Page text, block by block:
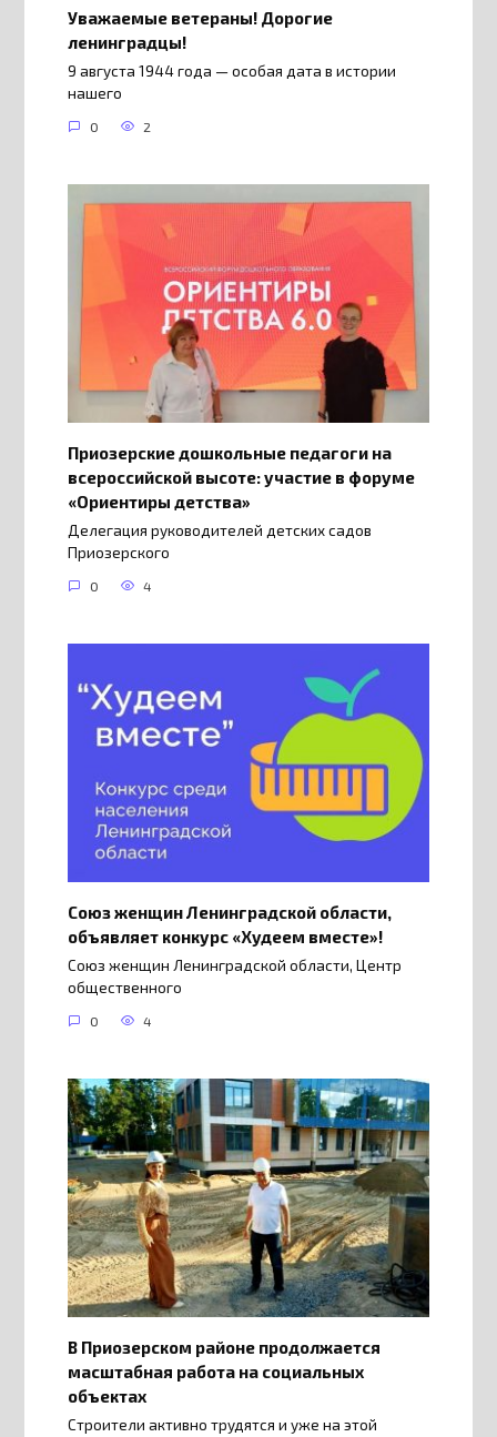
Уважаемые ветераны! Дорогие
ленинградцы!
9 августа 1944 года — особая дата в истории
нашего
0 2
Приозерские дошкольные педагоги на
всероссийской высоте: участие в форуме
«Ориентиры детства»
Делегация руководителей детских садов
Приозерского
0 4
Союз женщин Ленинградской области,
объявляет конкурс «Худеем вместе»!
Союз женщин Ленинградской области, Центр
общественного
0 4
В Приозерском районе продолжается
масштабная работа на социальных
объектах
Строители активно трудятся и уже на этой